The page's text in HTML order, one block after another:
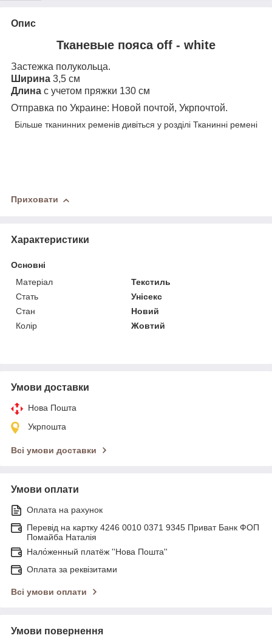
Опис
Тканевые пояса off - white
Застежка полукольца.
Ширина 3,5 см
Длина с учетом пряжки 130 см
Отправка по Украине: Новой почтой, Укрпочтой.
Більше тканинних ременів дивіться у розділі Тканинні ремені
Приховати
Характеристики
Основні
Матеріал
Текстиль
Стать
Унісекс
Стан
Новий
Колір
Жовтий
Умови доставки
Нова Пошта
Укрпошта
Всі умови доставки
Умови оплати
Оплата на рахунок
Перевід на картку 4246 0010 0371 9345 Приват Банк ФОП
Помайба Наталія
Нало́женный платёж ''Нова Пошта''
Оплата за реквізитами
Всі умови оплати
Умови повернення